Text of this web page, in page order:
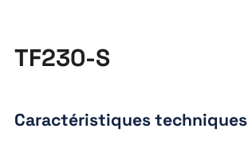
TF230-S
Caractéristiques techniques